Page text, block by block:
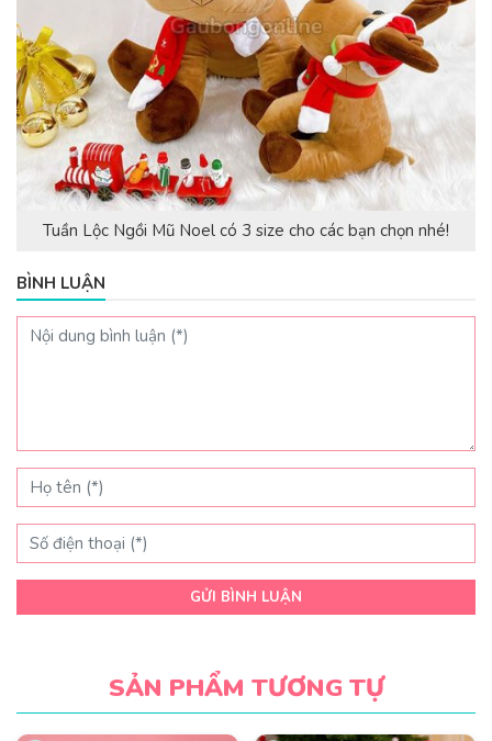
Tuần Lộc Ngồi Mũ Noel có 3 size cho các bạn chọn nhé!
BÌNH LUẬN
GỬI BÌNH LUẬN
SẢN PHẨM TƯƠNG TỰ